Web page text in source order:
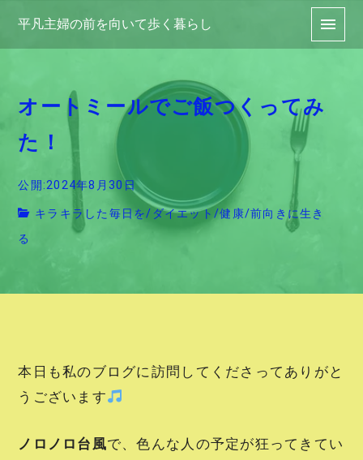
平凡主婦の前を向いて歩く暮らし
オートミールでご飯つくってみ
た！
公開:2024年8月30日
キラキラした毎日を/ ダイエット /健康/前向きに生き
る
本日も私のブログに訪問してくださってありがと
うございます
ノロノロ台風で、色んな人の予定が狂ってきてい